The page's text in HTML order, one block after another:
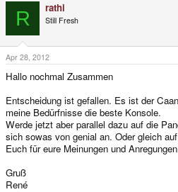
R rathi
Still Fresh
Apr 28, 2012
Hallo nochmal Zusammen
Entscheidung ist gefallen. Es ist der
meine Bedürfnisse die beste Konsole.
Werde jetzt aber parallel dazu auf die
sich sowas von genial an. Oder gleich
Euch für eure Meinungen und
Gruß
René